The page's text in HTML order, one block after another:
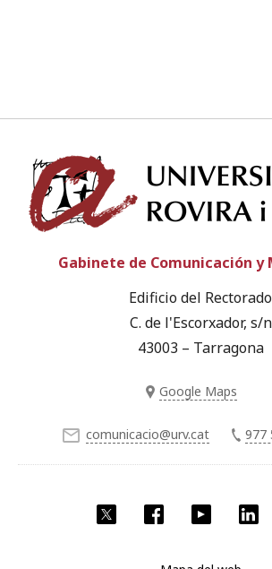
Twitter Facebook YouTube
Gabinete de Comunicación y
Edificio del Rectorado
C. de l'Escorxador, s/n
43003 – Tarragona
Google Maps
comunicacio@urv.cat 977